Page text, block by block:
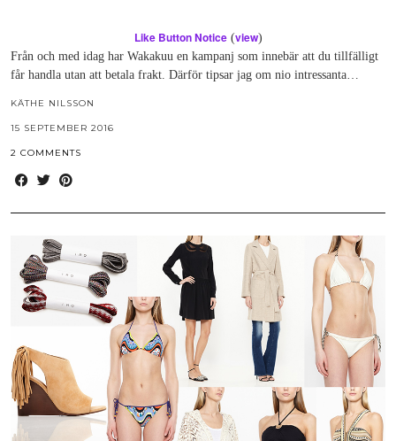
Like Button Notice(view)
Från och med idag har Wakakuu en kampanj som innebär att du tillfälligt
får handla utan att betala frakt. Därför tipsar jag om nio intressanta…
KÄTHE NILSSON
15 SEPTEMBER 2016
2 COMMENTS